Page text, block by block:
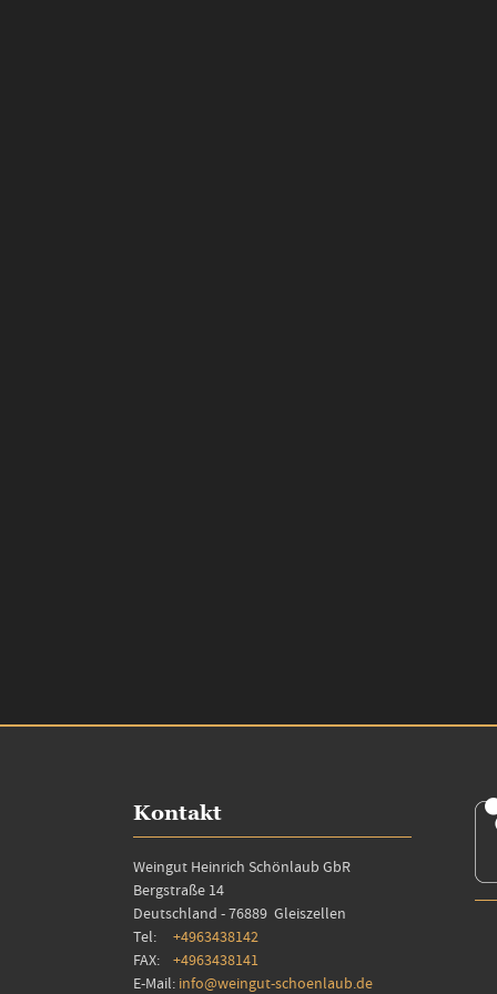
Kontakt
Weingut Heinrich Schönlaub GbR
Bergstraße 14
Deutschland - 76889 Gleiszellen
Tel: +4963438142
FAX: +4963438141
E-Mail: info@weingut-schoenlaub.de